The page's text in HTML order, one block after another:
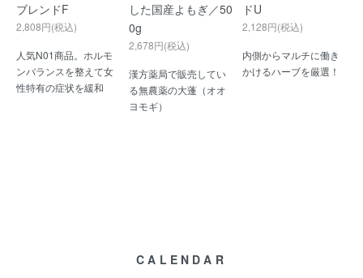
ブレンドF
2,808円(税込)
人気N01商品。ホルモ
ンバランスを整えて女
性特有の症状を緩和
した国産よもぎ／50
0g
2,678円(税込)
漢方薬局で販売してい
る無農薬の大蓬（オオ
ヨモギ）
ドU
2,128円(税込)
内側からマルチに働き
かけるハーブを厳選！
CALENDAR